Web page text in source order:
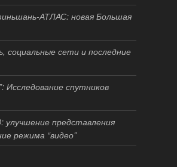
АТЛАС: новая Большая
социальные сети и последние
Исследование спутников
улучшение представления
режима “видео”